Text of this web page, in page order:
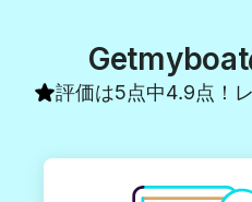
評価は5点中4.9点！